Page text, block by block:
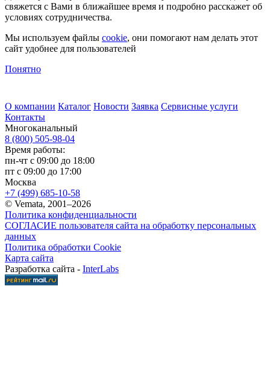
свяжется с Вами в ближайшее время и подробно расскажет об
условиях сотрудничества.
Мы используем файлы cookie, они помогают нам делать этот
сайт удобнее для пользователей
Понятно
О компании Каталог Новости Заявка Сервисные услуги
Контакты
Многоканальный
8 (800) 505-98-04
Время работы:
пн-чт с 09:00 до 18:00
пт с 09:00 до 17:00
Москва
+7 (499) 685-10-58
© Vemata, 2001–2026
Политика конфиденциальности
СОГЛАСИЕ пользователя сайта на обработку персональных
данных
Политика обработки Cookie
Карта сайта
Разработка сайта - InterLabs